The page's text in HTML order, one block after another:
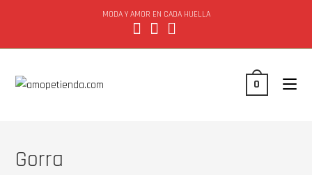
MODA Y AMOR EN CADA HUELLA
0
Gorra